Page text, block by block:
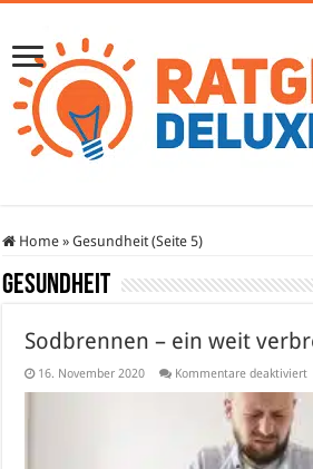
Home » Gesundheit (Seite 5)
Gesundheit
Sodbrennen – ein weit
16. November 2020 Kommentare deaktiviert